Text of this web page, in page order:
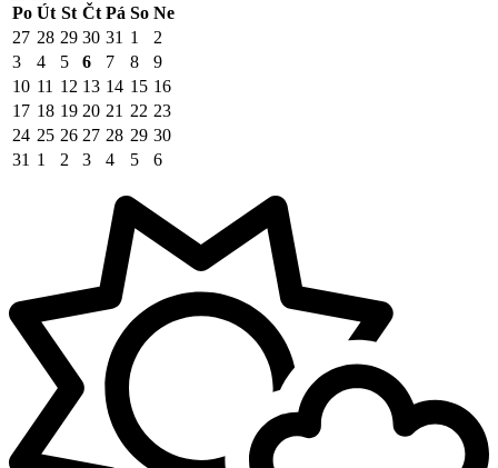
Po Út St Čt Pá So Ne
27 28 29 30 31 1
2
3
4 5 6 7 8
9
10 11 12 13 14 15 16
17 18 19 20 21 22 23
24 25 26 27 28 29 30
31 1 2 3 4 5 6